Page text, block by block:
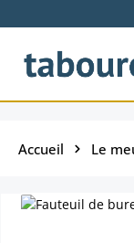
Passer au contenu
Accueil Le